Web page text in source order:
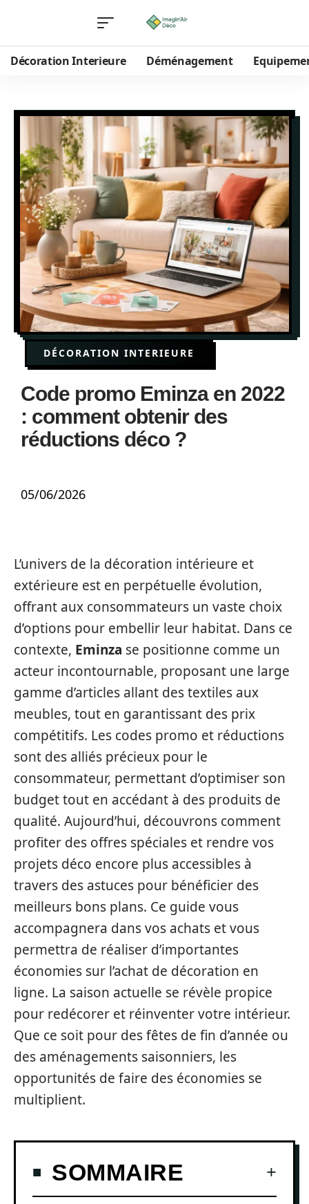
Décoration Interieure Déménagement
DÉCORATION INTERIEURE
Code promo Eminza en 2022
: comment obtenir des
réductions déco ?
05/06/2026
L’univers de la décoration intérieure et
extérieure est en perpétuelle évolution,
offrant aux consommateurs un vaste choix
d’options pour embellir leur habitat. Dans ce
contexte, Eminza se positionne comme un
acteur incontournable, proposant une large
gamme d’articles allant des textiles aux
meubles, tout en garantissant des prix
compétitifs. Les codes promo et réductions
sont des alliés précieux pour le
consommateur, permettant d’optimiser son
budget tout en accédant à des produits de
qualité. Aujourd’hui, découvrons comment
profiter des offres spéciales et rendre vos
projets déco encore plus accessibles à
travers des astuces pour bénéficier des
meilleurs bons plans. Ce guide vous
accompagnera dans vos achats et vous
permettra de réaliser d’importantes
économies sur l’achat de décoration en
ligne. La saison actuelle se révèle propice
pour redécorer et réinventer votre intérieur.
Que ce soit pour des fêtes de fin d’année ou
des aménagements saisonniers, les
opportunités de faire des économies se
multiplient.
SOMMAIRE